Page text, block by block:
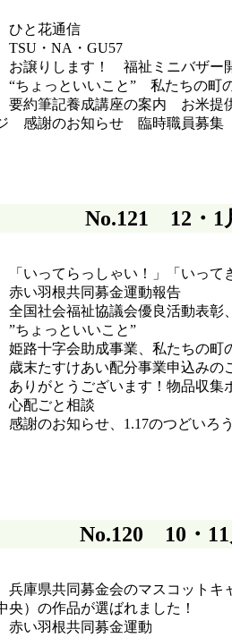
」
ひと花通信
TSU・NA・GU57
お譲りします！ 福祉ミニバザー
“ちょっといいこと” 私たちの町
要約筆記養成講座の案内 お米提
ージ 感謝のお知
No.121 12・1
てらっしゃい！」「いってき
赤い羽根共同募金運動報告
国社会福祉協議会優良活動表彰
ちょっといいこと”
路十字会助成事業、私たちの町
末たすけあい配分事業申込みの
りがとうございます！物品収集
と相談
謝のお知らせ、1.17のつどいろ
No.120 10・
共同募金会のマスコットキャ
央）の作品が選ばれました！
赤い羽根共同募金運動